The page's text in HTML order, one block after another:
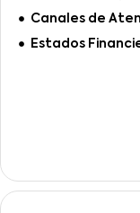
Canales de
Estados